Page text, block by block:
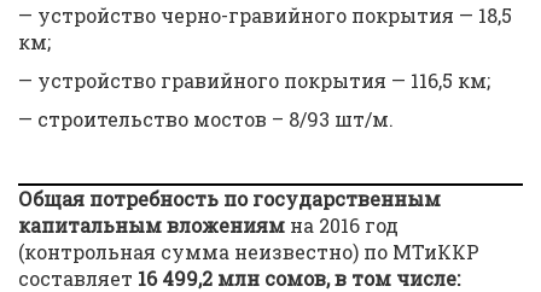
— устройство черно-гравийного покрытия — 18,5
км;
— устройство гравийного покрытия — 116,5 км;
— строительство мостов – 8/93 шт/м.
Общая потребность по государственным
капитальным вложениям на 2016 год
(контрольная сумма неизвестно) по МТиККР
составляет 16 499,2 млн сомов, в том числе: